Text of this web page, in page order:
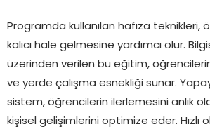
Programda kullanılan hafıza teknikleri,
kalıcı hale gelmesine yardımcı olur.
üzerinden verilen bu eğitim,
ve yerde çalışma esnekliği sunar.
sistem, öğrencilerin ilerlemesini anlık
kişisel gelişimlerini optimize eder. Hızlı